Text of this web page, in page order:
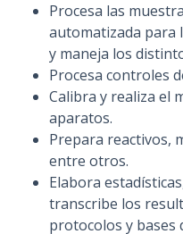
Procesa las
automatizada para
y maneja los
Procesa controles
Calibra y realiza el
aparatos.
Prepara reactivos,
entre otros.
Elabora
transcribe los
protocolos y bases